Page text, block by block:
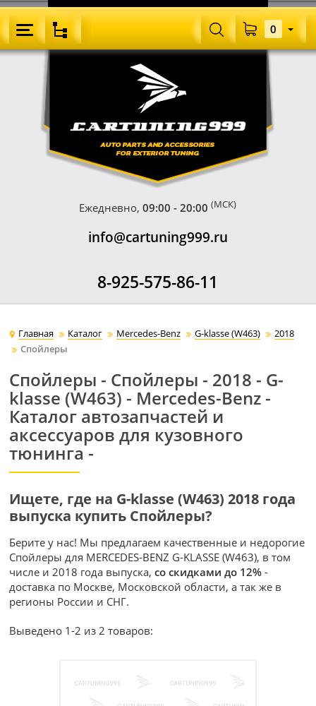
Ежедневно,09:00 - 20:00 (МСК)
info@cartuning999.ru
8-925-575-86-11
0
Главная Каталог Mercedes-Benz G-klasse (W463)
2018
Спойлеры
Спойлеры - Спойлеры - 2018 - G-
klasse (W463) - Mercedes-Benz -
Каталог автозапчастей и
аксессуаров для кузовного
тюнинга -
Ищете, где на G-klasse (W463) 2018 года
выпуска купить Спойлеры?
Берите у нас! Мы предлагаем качественные и недорогие
Спойлеры для MERCEDES-BENZ G-KLASSE (W463), в том
числе и 2018 года выпуска,со скидками до 12% -
доставка по Москве, Московской области, а так же в
регионы России и СНГ.
Выведено 1-2 из 2 товаров: